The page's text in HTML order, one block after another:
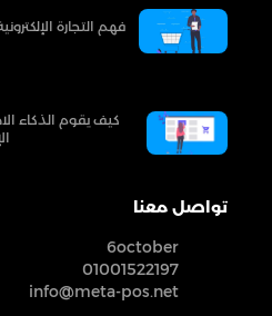
فهم التجارة
كيف يقوم الذكاء
تواصل معنا
6october
01001522197
info@meta-pos.net